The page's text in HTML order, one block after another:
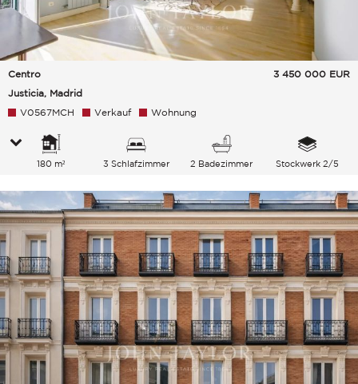
Centro
Justicia, Madrid
3 450 000 EUR
V0567MCH Verkauf Wohnung
180 m² 3 Schlafzimmer 2 Badezimmer Stockwerk 2/5